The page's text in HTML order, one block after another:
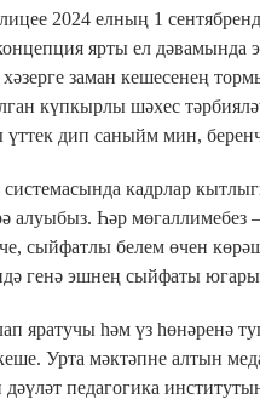
2024 елның 1
ярты ел дәвамында
хәзерге заман кешесенең
күпкырлы шәхес
дип саныйм мин,
кадрлар
алуыбыз. Һәр мөгаллимебез
сыйфатлы белем өчен
генә эшнең сыйфаты
яратучы һәм үз һөнәренә
Урта мәктәпне алтын
педагогика